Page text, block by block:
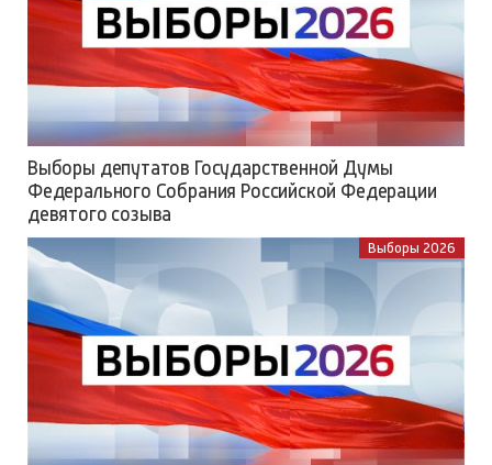
Выборы депутатов Государственной Думы
Федерального Собрания Российской Федерации
девятого созыва
Выборы 2026